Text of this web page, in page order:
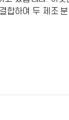
합하여 두 제조